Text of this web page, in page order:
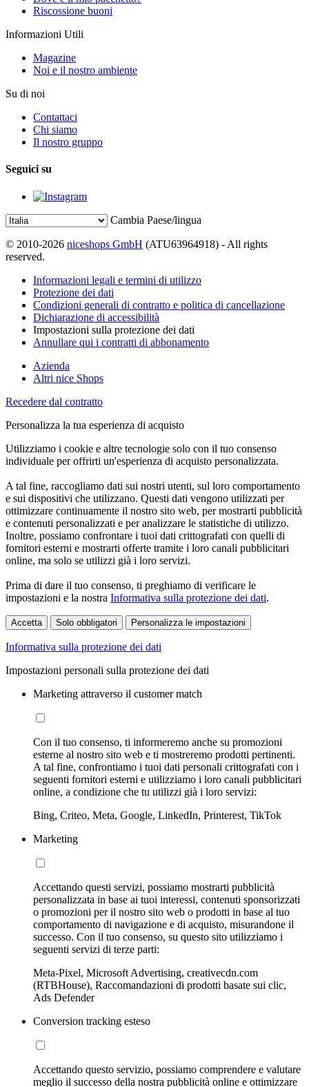
Riscossione buoni
Informazioni Utili
Magazine
Noi e il nostro ambiente
Su di noi
Contattaci
Chi siamo
Il nostro gruppo
Seguici su
Cambia Paese/lingua
© 2010-2026 niceshops GmbH (ATU63964918) - All rights
reserved.
Informazioni legali e termini di utilizzo
Protezione dei dati
Condizioni generali di contratto e politica di cancellazione
Dichiarazione di accessibilità
Impostazioni sulla protezione dei dati
Annullare qui i contratti di abbonamento
Azienda
Altri nice Shops
Recedere dal contratto
Personalizza la tua esperienza di acquisto
Utilizziamo i cookie e altre tecnologie solo con il tuo consenso
individuale per offrirti un'esperienza di acquisto personalizzata.
A tal fine, raccogliamo dati sui nostri utenti, sul loro comportamento
e sui dispositivi che utilizzano. Questi dati vengono utilizzati per
ottimizzare continuamente il nostro sito web, per mostrarti pubblicità
e contenuti personalizzati e per analizzare le statistiche di utilizzo.
Inoltre, possiamo confrontare i tuoi dati crittografati con quelli di
fornitori esterni e mostrarti offerte tramite i loro canali pubblicitari
online, ma solo se utilizzi già i loro servizi.
Prima di dare il tuo consenso, ti preghiamo di verificare le
impostazioni e la nostra Informativa sulla protezione dei dati.
Accetta Solo obbligatori Personalizza le impostazioni
Informativa sulla protezione dei dati
Impostazioni personali sulla protezione dei dati
Marketing attraverso il customer match
Con il tuo consenso, ti informeremo anche su promozioni
esterne al nostro sito web e ti mostreremo prodotti pertinenti.
A tal fine, confrontiamo i tuoi dati personali crittografati con i
seguenti fornitori esterni e utilizziamo i loro canali pubblicitari
online, a condizione che tu utilizzi già i loro servizi:
Bing, Criteo, Meta, Google, LinkedIn, Printerest, TikTok
Marketing
Accettando questi servizi, possiamo mostrarti pubblicità
personalizzata in base ai tuoi interessi, contenuti sponsorizzati
o promozioni per il nostro sito web o prodotti in base al tuo
comportamento di navigazione e di acquisto, misurandone il
successo. Con il tuo consenso, su questo sito utilizziamo i
seguenti servizi di terze parti:
Meta-Pixel, Microsoft Advertising, creativecdn.com
(RTBHouse), Raccomandazioni di prodotti basate sui clic,
Ads Defender
Conversion tracking esteso
Accettando questo servizio, possiamo comprendere e valutare
meglio il successo della nostra pubblicità online e ottimizzare